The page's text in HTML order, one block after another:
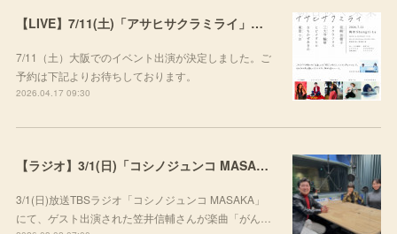
【LIVE】7/11(土)「アサヒサクラミライ」出演
7/11（土）大阪でのイベント出演が決定しました。ご
予約は下記よりお待ちしております。
2026.04.17 09:30
【ラジオ】3/1(日)「コシノジュンコ MASAKA」にて楽曲をご紹介いただきました
3/1(日)放送TBSラジオ「コシノジュンコ MASAKA」
にて、ゲスト出演された笠井信輔さんが楽曲「がん…